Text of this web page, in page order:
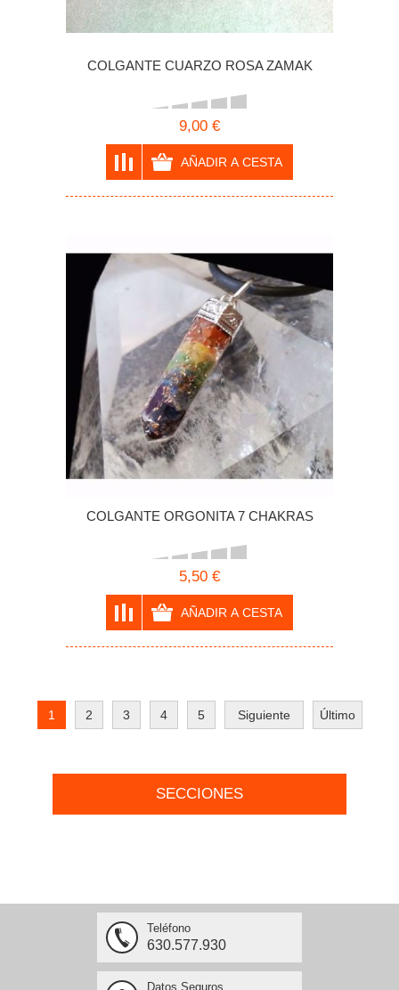
COLGANTE CUARZO ROSA ZAMAK
9,00 €
COLGANTE ORGONITA 7 CHAKRAS
5,50 €
1 2 3 4 5 Siguiente Último
SECCIONES
Teléfono
630.577.930
Datos Seguros